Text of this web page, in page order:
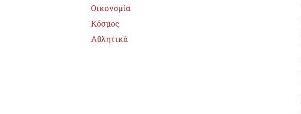
Οικονομία
Κόσμος
Αθλητικά